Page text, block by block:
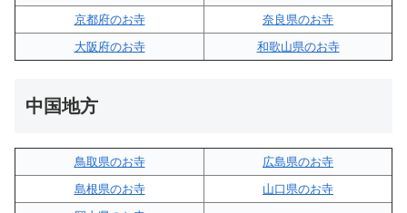
京都府のお寺
奈良県のお寺
大阪府のお寺
和歌山県のお寺
中国地方
鳥取県のお寺
広島県のお寺
島根県のお寺
山口県のお寺